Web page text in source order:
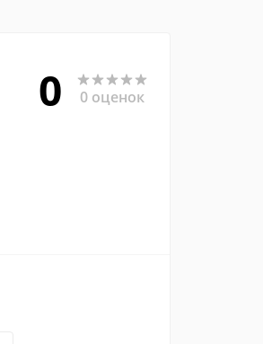
0 0 оценок